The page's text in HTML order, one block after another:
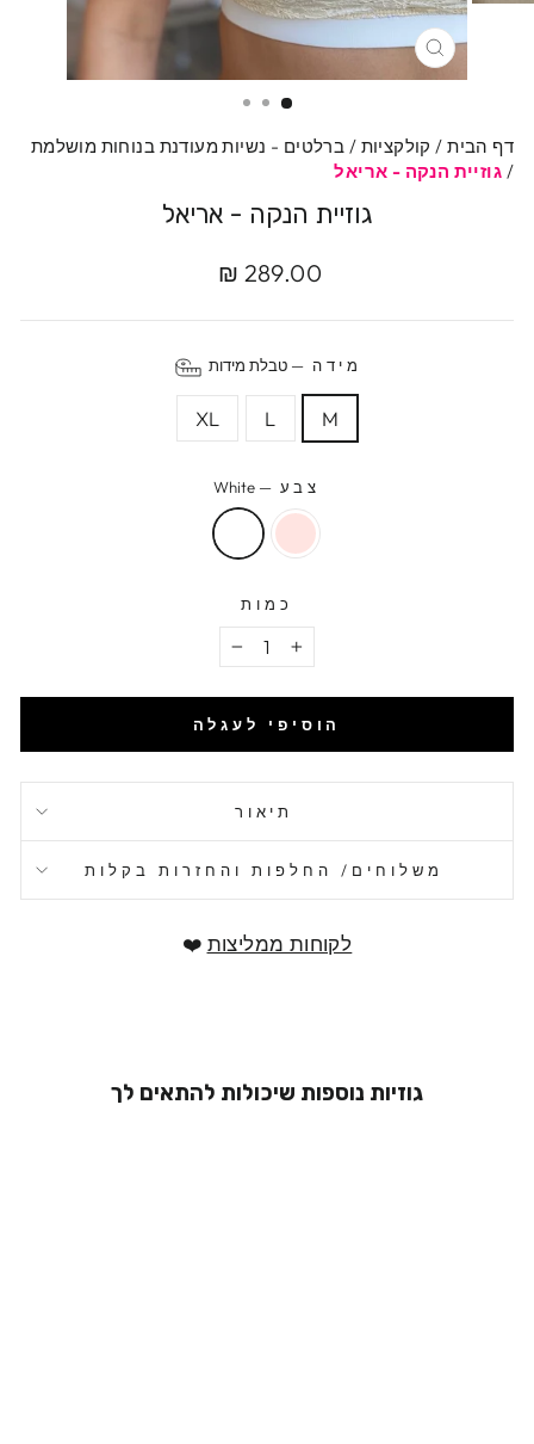
סגרי
דף הבית / קולקציות / ברלטים - נשיות מעודנת בנוחות מושלמת
/ גוזיית הנקה - אריאל
גוזיית הנקה - אריאל
מחיר
289.00 ₪
מידה—טבלת מידות
M
L
XL
צבע—
White
כמות
− +
הוסיפי לעגלה
תיאור
משלוחים/ החלפות והחזרות בקלות
לקוחות ממליצות ❤️
גוזיות נוספות שיכולות להתאים לך